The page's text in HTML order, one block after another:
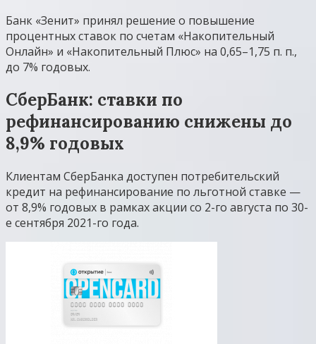
Банк «Зенит» принял решение о повышение
процентных ставок по счетам «Накопительный
Онлайн» и «Накопительный Плюс» на 0,65–1,75 п. п.,
до 7% годовых.
СберБанк: ставки по
рефинансированию снижены до
8,9% годовых
Клиентам СберБанка доступен потребительский
кредит на рефинансирование по льготной ставке —
от 8,9% годовых в рамках акции со 2-го августа по 30-
е сентября 2021-го года.